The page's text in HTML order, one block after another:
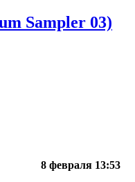
Sampler 03)
8 февраля 13:53